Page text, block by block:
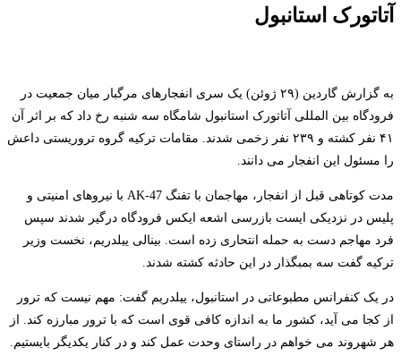
آتاتورک استانبول
به گزارش گاردین (۲۹ ژوئن) یک سری انفجارهای مرگبار میان جمعیت در
فرودگاه بین المللی آتاتورک استانبول شامگاه سه شنبه رخ داد که بر اثر آن
۴۱ نفر کشته و ۲۳۹ نفر زخمی شدند. مقامات ترکیه گروه تروریستی داعش
را مسئول این انفجار می دانند.
مدت کوتاهی قبل از انفجار، مهاجمان با تفنگ AK-47 با نیروهای امنیتی و
پلیس در نزدیکی ایست بازرسی اشعه ایکس فرودگاه درگیر شدند سپس
فرد مهاجم دست به حمله انتحاری زده است. بینالی ییلدریم، نخست وزیر
ترکیه گفت سه بمبگذار در این حادثه کشته شدند.
در یک کنفرانس مطبوعاتی در استانبول، ییلدریم گفت: مهم نیست که ترور
از کجا می آید، کشور ما به اندازه کافی قوی است که با ترور مبارزه کند. از
هر شهروند می خواهم در راستای وحدت عمل کند و در کنار یکدیگر بایستیم.